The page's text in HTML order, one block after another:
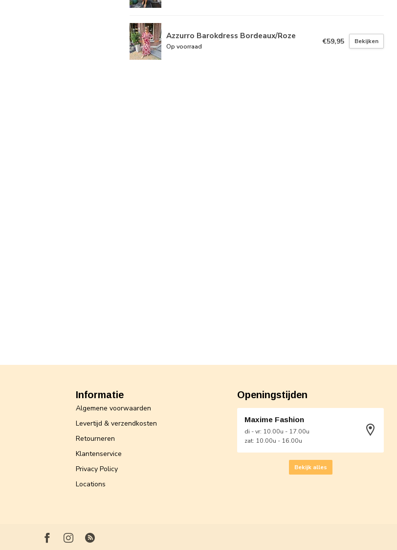
Azzurro Barokdress Bordeaux/Roze
Op voorraad
€59,95 Bekijken
Informatie
Algemene voorwaarden
Levertijd & verzendkosten
Retourneren
Klantenservice
Privacy Policy
Locations
Openingstijden
Maxime Fashion
di - vr: 10.00u - 17.00u
zat: 10.00u - 16.00u
Bekijk alles